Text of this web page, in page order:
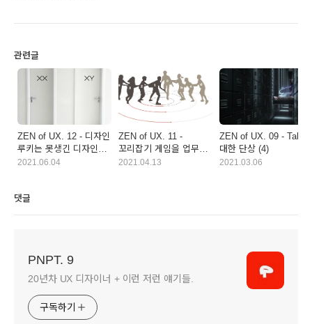
관련글
ZEN of UX. 12 - 디자인
루키는 못생긴 디자인을
이해해야 한다.
2021.06.04
ZEN of UX. 11 -
꼬리잡기 게임을 업무에
적용하면
2021.04.13
ZEN of UX. 09 - Tab에
대한 단상 (4)
2021.03.06
댓글
PNPT. 9
20년차 UX 디자이너 + 이런 저런 얘기들.
구독하기